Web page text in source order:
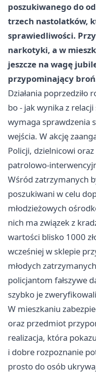
poszukiwanego do
trzech nastolatków,
sprawiedliwości.
narkotyki, a w
jeszcze na wagę
przypominający
Działania poprzedziło
bo - jak wynika z relacji
wymaga sprawdzenia
wejścia. W akcję
Policji, dzielnicowi
patrolowo-
Wśród zatrzymanych
poszukiwani w celu
młodzieżowych
nich ma związek z
wartości blisko 1000
wcześniej w sklepie
młodych
policjantom fałszywe
szybko je
W mieszkaniu
oraz przedmiot
realizacja, która
i dobre rozpoznanie
prosto do osób